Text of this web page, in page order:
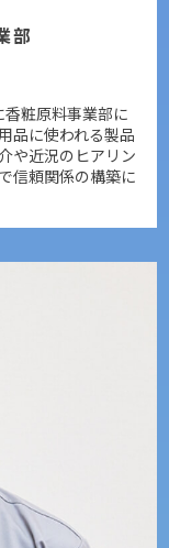
部
粧原料事業部に
品に使われる製品
や近況のヒアリン
信頼関係の構築に